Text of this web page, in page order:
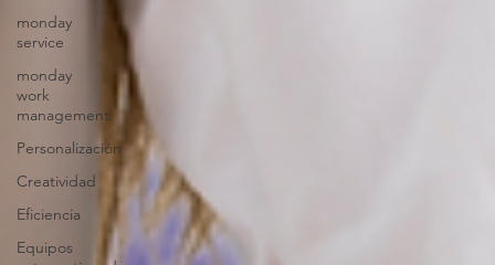
monday
service
monday
work
management
Personalización
Creatividad
Eficiencia
Equipos